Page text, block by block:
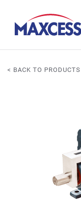
< BACK TO PRODUCTS